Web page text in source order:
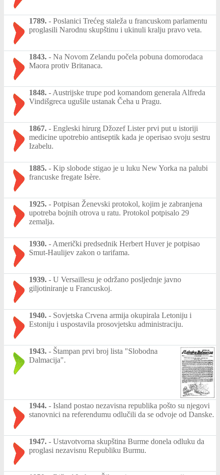
1789. - Poslanici Trećeg staleža u francuskom parlamentu
proglasili Narodnu skupštinu i ukinuli kralju pravo veta.
1843. - Na Novom Zelandu počela pobuna domorodaca
Maora protiv Britanaca.
1848. - Austrijske trupe pod komandom generala Alfreda
Vindišgreca ugušile ustanak Čeha u Pragu.
1867. - Engleski hirurg Džozef Lister prvi put u istoriji
medicine upotrebio antiseptik kada je operisao svoju sestru
Izabelu.
1885. - Kip slobode stigao je u luku New Yorka na palubi
francuske fregate Isère.
1925. - Potpisan Ženevski protokol, kojim je zabranjena
upotreba bojnih otrova u ratu. Protokol potpisalo 29
zemalja.
1930. - Američki predsednik Herbert Huver je potpisao
Smut-Haulijev zakon o tarifama.
1939. - U Versaillesu je održano posljednje javno
giljotiniranje u Francuskoj.
1940. - Sovjetska Crvena armija okupirala Letoniju i
Estoniju i uspostavila prosovjetsku administraciju.
1943. - Štampan prvi broj lista "Slobodna
Dalmacija".
1944. - Island postao nezavisna republika pošto su njegovi
stanovnici na referendumu odlučili da se odvoje od Danske.
1947. - Ustavotvorna skupština Burme donela odluku da
proglasi nezavisnu Republiku Burmu.